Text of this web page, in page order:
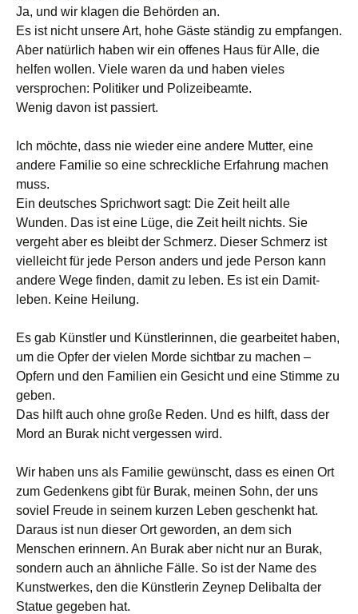
Ja, und wir klagen die Behörden an.
Es ist nicht unsere Art, hohe Gäste ständig zu empfangen.
Aber natürlich haben wir ein offenes Haus für Alle, die
helfen wollen. Viele waren da und haben vieles
versprochen: Politiker und Polizeibeamte.
Wenig davon ist passiert.
Ich möchte, dass nie wieder eine andere Mutter, eine
andere Familie so eine schreckliche Erfahrung machen
muss.
Ein deutsches Sprichwort sagt: Die Zeit heilt alle
Wunden. Das ist eine Lüge, die Zeit heilt nichts. Sie
vergeht aber es bleibt der Schmerz. Dieser Schmerz ist
vielleicht für jede Person anders und jede Person kann
andere Wege finden, damit zu leben. Es ist ein Damit-
leben. Keine Heilung.
Es gab Künstler und Künstlerinnen, die gearbeitet haben,
um die Opfer der vielen Morde sichtbar zu machen –
Opfern und den Familien ein Gesicht und eine Stimme zu
geben.
Das hilft auch ohne große Reden. Und es hilft, dass der
Mord an Burak nicht vergessen wird.
Wir haben uns als Familie gewünscht, dass es einen Ort
zum Gedenkens gibt für Burak, meinen Sohn, der uns
soviel Freude in seinem kurzen Leben geschenkt hat.
Daraus ist nun dieser Ort geworden, an dem sich
Menschen erinnern. An Burak aber nicht nur an Burak,
sondern auch an ähnliche Fälle. So ist der Name des
Kunstwerkes, den die Künstlerin Zeynep Delibalta der
Statue gegeben hat.